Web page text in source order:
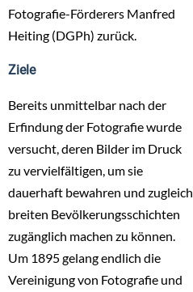
Fotografie-Förderers Manfred
Heiting (DGPh) zurück.
Ziele
Bereits unmittelbar nach der
Erfindung der Fotografie wurde
versucht, deren Bilder im Druck
zu vervielfältigen, um sie
dauerhaft bewahren und zugleich
breiten Bevölkerungsschichten
zugänglich machen zu können.
Um 1895 gelang endlich die
Vereinigung von Fotografie und